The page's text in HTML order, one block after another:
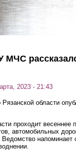
МЧС
2023 - 21:43
области
проходит весеннее
автомобильных
напоминает